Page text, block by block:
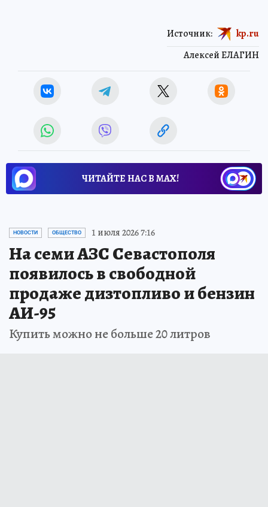
Алексей ЕЛАГИН
Источник: kp.ru
ЧИТАЙТЕ НАС В МАХ!
НОВОСТИ ОБЩЕСТВО 1 июля 2026 7:16
На семи АЗС Севастополя
появилось в свободной
продаже дизтопливо и бензин
АИ-95
Купить можно не больше 20 литров